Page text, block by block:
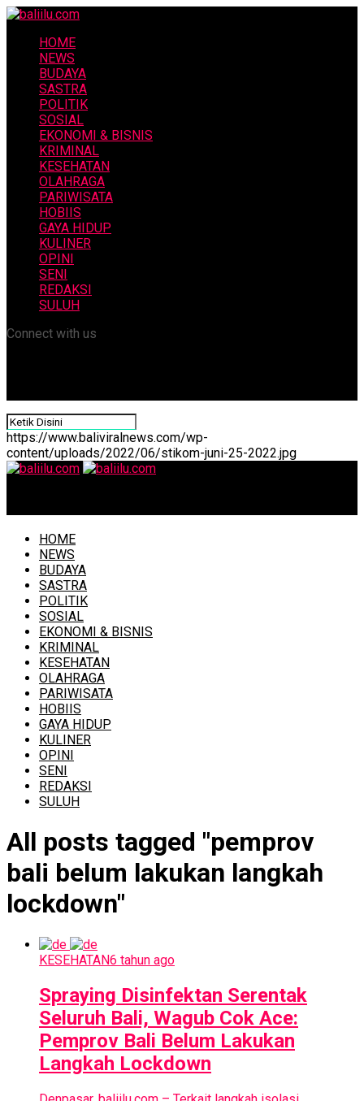
HOME
NEWS
BUDAYA
SASTRA
POLITIK
SOSIAL
EKONOMI & BISNIS
KRIMINAL
KESEHATAN
OLAHRAGA
PARIWISATA
HOBIIS
GAYA HIDUP
KULINER
OPINI
SENI
REDAKSI
SULUH
Connect with us
https://www.baliviralnews.com/wp-
content/uploads/2022/06/stikom-juni-25-2022.jpg
HOME
NEWS
BUDAYA
SASTRA
POLITIK
SOSIAL
EKONOMI & BISNIS
KRIMINAL
KESEHATAN
OLAHRAGA
PARIWISATA
HOBIIS
GAYA HIDUP
KULINER
OPINI
SENI
REDAKSI
SULUH
All posts tagged "pemprov
bali belum lakukan langkah
lockdown"
KESEHATAN6 tahun ago
Spraying Disinfektan Serentak
Seluruh Bali, Wagub Cok Ace:
Pemprov Bali Belum Lakukan
Langkah Lockdown